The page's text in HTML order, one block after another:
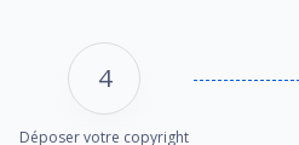
4
Déposer votre copyright